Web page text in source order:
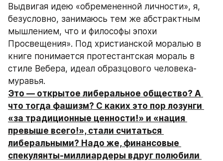
Выдвигая идею «обремененной личности», я,
безусловно, занимаюсь тем же абстрактным
мышлением, что и философы эпохи
Просвещения». Под христианской моралью в
книге понимается протестантская мораль в
стиле Вебера, идеал образцового человека-
муравья.
Это — открытое либеральное общество? А
что тогда фашизм? С каких это пор лозунги
«за традиционные ценности!» и «нация
превыше всего!», стали считаться
либеральными? Надо же, финансовые
спекулянты-миллиардеры вдруг полюбили